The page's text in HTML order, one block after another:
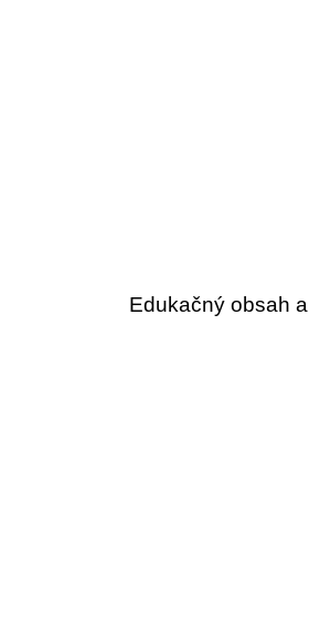
Edukačný obsah